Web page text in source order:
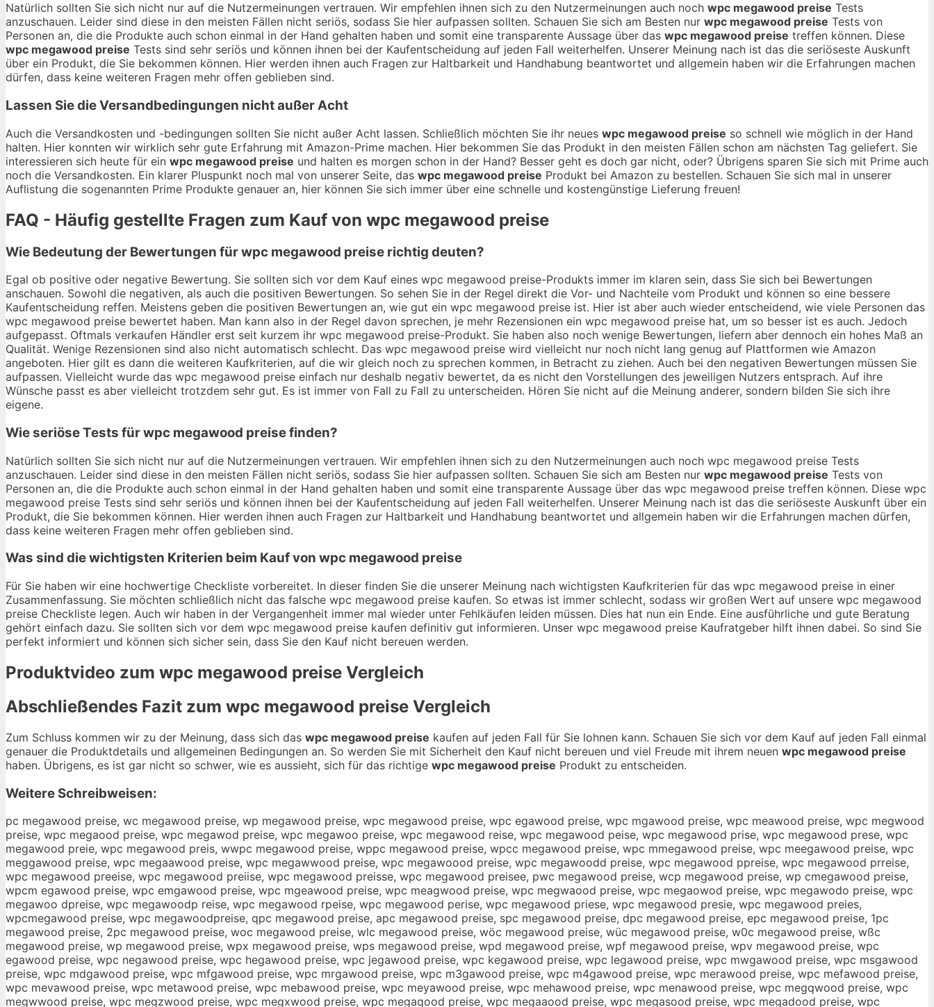
Natürlich sollten Sie sich nicht nur auf die Nutzermeinungen vertrauen. Wir empfehlen ihnen sich zu den Nutzermeinungen auch noch wpc megawood preise Tests
anzuschauen. Leider sind diese in den meisten Fällen nicht seriös, sodass Sie hier aufpassen sollten. Schauen Sie sich am Besten nur wpc megawood preise Tests von
Personen an, die die Produkte auch schon einmal in der Hand gehalten haben und somit eine transparente Aussage über das wpc megawood preise treffen können. Diese
wpc megawood preise Tests sind sehr seriös und können ihnen bei der Kaufentscheidung auf jeden Fall weiterhelfen. Unserer Meinung nach ist das die seriöseste Auskunft
über ein Produkt, die Sie bekommen können. Hier werden ihnen auch Fragen zur Haltbarkeit und Handhabung beantwortet und allgemein haben wir die Erfahrungen machen
dürfen, dass keine weiteren Fragen mehr offen geblieben sind.
Lassen Sie die Versandbedingungen nicht außer Acht
Auch die Versandkosten und -bedingungen sollten Sie nicht außer Acht lassen. Schließlich möchten Sie ihr neues wpc megawood preise so schnell wie möglich in der Hand
halten. Hier konnten wir wirklich sehr gute Erfahrung mit Amazon-Prime machen. Hier bekommen Sie das Produkt in den meisten Fällen schon am nächsten Tag geliefert. Sie
interessieren sich heute für ein wpc megawood preise und halten es morgen schon in der Hand? Besser geht es doch gar nicht, oder? Übrigens sparen Sie sich mit Prime auch
noch die Versandkosten. Ein klarer Pluspunkt noch mal von unserer Seite, das wpc megawood preise Produkt bei Amazon zu bestellen. Schauen Sie sich mal in unserer
Auflistung die sogenannten Prime Produkte genauer an, hier können Sie sich immer über eine schnelle und kostengünstige Lieferung freuen!
FAQ - Häufig gestellte Fragen zum Kauf von wpc megawood preise
Wie Bedeutung der Bewertungen für wpc megawood preise richtig deuten?
Egal ob positive oder negative Bewertung. Sie sollten sich vor dem Kauf eines wpc megawood preise-Produkts immer im klaren sein, dass Sie sich bei Bewertungen
anschauen. Sowohl die negativen, als auch die positiven Bewertungen. So sehen Sie in der Regel direkt die Vor- und Nachteile vom Produkt und können so eine bessere
Kaufentscheidung reffen. Meistens geben die positiven Bewertungen an, wie gut ein wpc megawood preise ist. Hier ist aber auch wieder entscheidend, wie viele Personen das
wpc megawood preise bewertet haben. Man kann also in der Regel davon sprechen, je mehr Rezensionen ein wpc megawood preise hat, um so besser ist es auch. Jedoch
aufgepasst. Oftmals verkaufen Händler erst seit kurzem ihr wpc megawood preise-Produkt. Sie haben also noch wenige Bewertungen, liefern aber dennoch ein hohes Maß an
Qualität. Wenige Rezensionen sind also nicht automatisch schlecht. Das wpc megawood preise wird vielleicht nur noch nicht lang genug auf Plattformen wie Amazon
angeboten. Hier gilt es dann die weiteren Kaufkriterien, auf die wir gleich noch zu sprechen kommen, in Betracht zu ziehen. Auch bei den negativen Bewertungen müssen Sie
aufpassen. Vielleicht wurde das wpc megawood preise einfach nur deshalb negativ bewertet, da es nicht den Vorstellungen des jeweiligen Nutzers entsprach. Auf ihre
Wünsche passt es aber vielleicht trotzdem sehr gut. Es ist immer von Fall zu Fall zu unterscheiden. Hören Sie nicht auf die Meinung anderer, sondern bilden Sie sich ihre
eigene.
Wie seriöse Tests für wpc megawood preise finden?
Natürlich sollten Sie sich nicht nur auf die Nutzermeinungen vertrauen. Wir empfehlen ihnen sich zu den Nutzermeinungen auch noch wpc megawood preise Tests
anzuschauen. Leider sind diese in den meisten Fällen nicht seriös, sodass Sie hier aufpassen sollten. Schauen Sie sich am Besten nur wpc megawood preise Tests von
Personen an, die die Produkte auch schon einmal in der Hand gehalten haben und somit eine transparente Aussage über das wpc megawood preise treffen können. Diese wpc
megawood preise Tests sind sehr seriös und können ihnen bei der Kaufentscheidung auf jeden Fall weiterhelfen. Unserer Meinung nach ist das die seriöseste Auskunft über ein
Produkt, die Sie bekommen können. Hier werden ihnen auch Fragen zur Haltbarkeit und Handhabung beantwortet und allgemein haben wir die Erfahrungen machen dürfen,
dass keine weiteren Fragen mehr offen geblieben sind.
Was sind die wichtigsten Kriterien beim Kauf von wpc megawood preise
Für Sie haben wir eine hochwertige Checkliste vorbereitet. In dieser finden Sie die unserer Meinung nach wichtigsten Kaufkriterien für das wpc megawood preise in einer
Zusammenfassung. Sie möchten schließlich nicht das falsche wpc megawood preise kaufen. So etwas ist immer schlecht, sodass wir großen Wert auf unsere wpc megawood
preise Checkliste legen. Auch wir haben in der Vergangenheit immer mal wieder unter Fehlkäufen leiden müssen. Dies hat nun ein Ende. Eine ausführliche und gute Beratung
gehört einfach dazu. Sie sollten sich vor dem wpc megawood preise kaufen definitiv gut informieren. Unser wpc megawood preise Kaufratgeber hilft ihnen dabei. So sind Sie
perfekt informiert und können sich sicher sein, dass Sie den Kauf nicht bereuen werden.
Produktvideo zum wpc megawood preise Vergleich
Abschließendes Fazit zum wpc megawood preise Vergleich
Zum Schluss kommen wir zu der Meinung, dass sich das wpc megawood preise kaufen auf jeden Fall für Sie lohnen kann. Schauen Sie sich vor dem Kauf auf jeden Fall einmal
genauer die Produktdetails und allgemeinen Bedingungen an. So werden Sie mit Sicherheit den Kauf nicht bereuen und viel Freude mit ihrem neuen wpc megawood preise
haben. Übrigens, es ist gar nicht so schwer, wie es aussieht, sich für das richtige wpc megawood preise Produkt zu entscheiden.
Weitere Schreibweisen:
pc megawood preise, wc megawood preise, wp megawood preise, wpc megawood preise, wpc egawood preise, wpc mgawood preise, wpc meawood preise, wpc megwood
preise, wpc megaood preise, wpc megawod preise, wpc megawoo preise, wpc megawood reise, wpc megawood peise, wpc megawood prise, wpc megawood prese, wpc
megawood preie, wpc megawood preis, wwpc megawood preise, wppc megawood preise, wpcc megawood preise, wpc mmegawood preise, wpc meegawood preise, wpc
meggawood preise, wpc megaawood preise, wpc megawwood preise, wpc megawoood preise, wpc megawoodd preise, wpc megawood ppreise, wpc megawood prreise,
wpc megawood preeise, wpc megawood preiise, wpc megawood preisse, wpc megawood preisee, pwc megawood preise, wcp megawood preise, wp cmegawood preise,
wpcm egawood preise, wpc emgawood preise, wpc mgeawood preise, wpc meagwood preise, wpc megwaood preise, wpc megaowod preise, wpc megawodo preise, wpc
megawoo dpreise, wpc megawoodp reise, wpc megawood rpeise, wpc megawood perise, wpc megawood priese, wpc megawood presie, wpc megawood preies,
wpcmegawood preise, wpc megawoodpreise, qpc megawood preise, apc megawood preise, spc megawood preise, dpc megawood preise, epc megawood preise, 1pc
megawood preise, 2pc megawood preise, woc megawood preise, wlc megawood preise, wöc megawood preise, wüc megawood preise, w0c megawood preise, wßc
megawood preise, wp megawood preise, wpx megawood preise, wps megawood preise, wpd megawood preise, wpf megawood preise, wpv megawood preise, wpc
egawood preise, wpc negawood preise, wpc hegawood preise, wpc jegawood preise, wpc kegawood preise, wpc legawood preise, wpc mwgawood preise, wpc msgawood
preise, wpc mdgawood preise, wpc mfgawood preise, wpc mrgawood preise, wpc m3gawood preise, wpc m4gawood preise, wpc merawood preise, wpc mefawood preise,
wpc mevawood preise, wpc metawood preise, wpc mebawood preise, wpc meyawood preise, wpc mehawood preise, wpc menawood preise, wpc megqwood preise, wpc
megwwood preise, wpc megzwood preise, wpc megxwood preise, wpc megaqood preise, wpc megaaood preise, wpc megasood preise, wpc megadood preise, wpc